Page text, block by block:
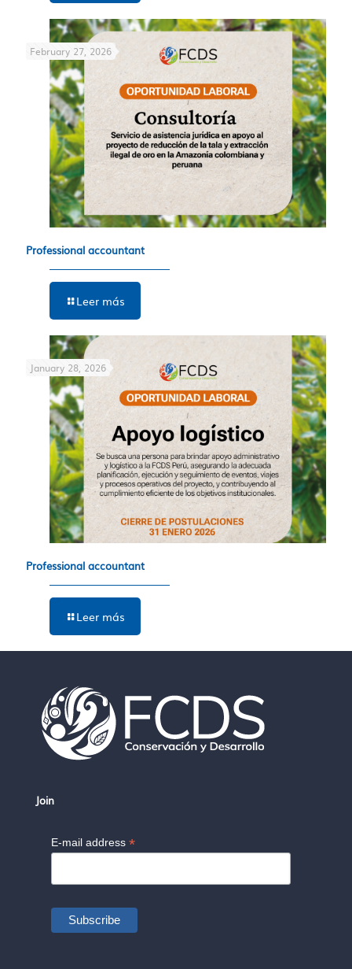
February 27, 2026
Professional accountant
Leer más
January 28, 2026
Professional accountant
Leer más
Join
E-mail address *